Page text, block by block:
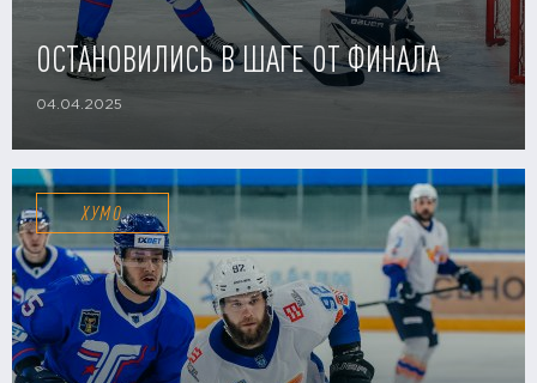
ОСТАНОВИЛИСЬ В ШАГЕ ОТ ФИНАЛА
04.04.2025
ХУМО